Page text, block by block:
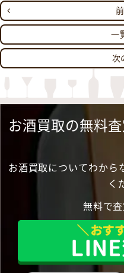
一
次
お酒買取の無料
お酒買取についてわから
く
無料で